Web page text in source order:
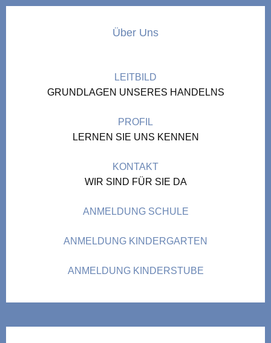
Über Uns
LEITBILD
GRUNDLAGEN UNSERES HANDELNS
PROFIL
LERNEN SIE UNS KENNEN
KONTAKT
WIR SIND FÜR SIE DA
ANMELDUNG SCHULE
ANMELDUNG KINDERGARTEN
ANMELDUNG KINDERSTUBE